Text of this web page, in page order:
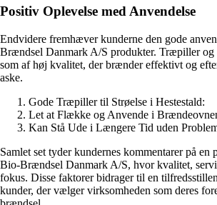
Positiv Oplevelse med Anvendelse
Endvidere fremhæver kunderne den gode
Brændsel Danmark A/S produkter. Træpiller og
som af høj kvalitet, der brænder effektivt og
aske.
Gode Træpiller til Strøelse i Hestestald:
Let at Flække og Anvende i
Kan Stå Ude i Længere Tid uden
Samlet set tyder kundernes kommentarer på en
Bio-Brændsel Danmark A/S, hvor kvalitet,
fokus. Disse faktorer bidrager til en
kunder, der vælger virksomheden som deres